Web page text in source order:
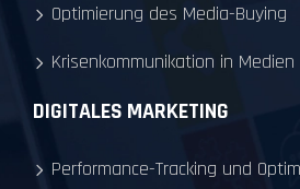
Optimierung des Media-Buying
Krisenkommunikation in Medien
DIGITALES MARKETING
Performance-Tracking und